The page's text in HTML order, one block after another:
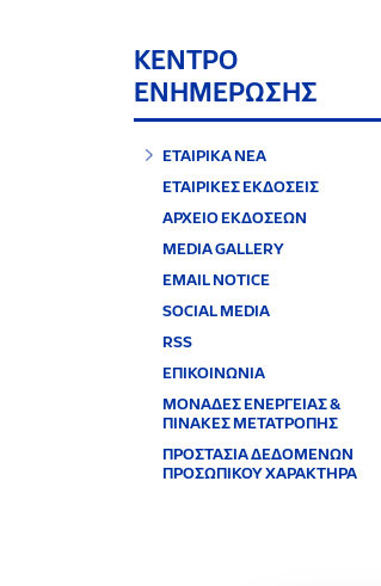
ΚΕΝΤΡΟ
ΕΝΗΜΕΡΩΣΗΣ
ΕΤΑΙΡΙΚΑ ΝΕΑ
ΕΤΑΙΡΙΚΕΣ ΕΚΔΟΣΕΙΣ
ΑΡΧΕΙΟ ΕΚΔΟΣΕΩΝ
MEDIA GALLERY
EMAIL NOTICE
SOCIAL MEDIA
RSS
ΕΠΙΚΟΙΝΩΝΙΑ
ΜΟΝΑΔΕΣ ΕΝΕΡΓΕΙΑΣ &
ΠΙΝΑΚΕΣ ΜΕΤΑΤΡΟΠΗΣ
ΠΡΟΣΤΑΣΙΑ ΔΕΔΟΜΕΝΩΝ
ΠΡΟΣΩΠΙΚΟΥ ΧΑΡΑΚΤΗΡΑ